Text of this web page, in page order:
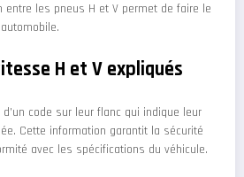
entre les pneus H et V permet de faire le
H et V expliqués
code sur leur flanc qui indique leur
Cette information garantit la sécurité
avec les spécifications du véhicule.